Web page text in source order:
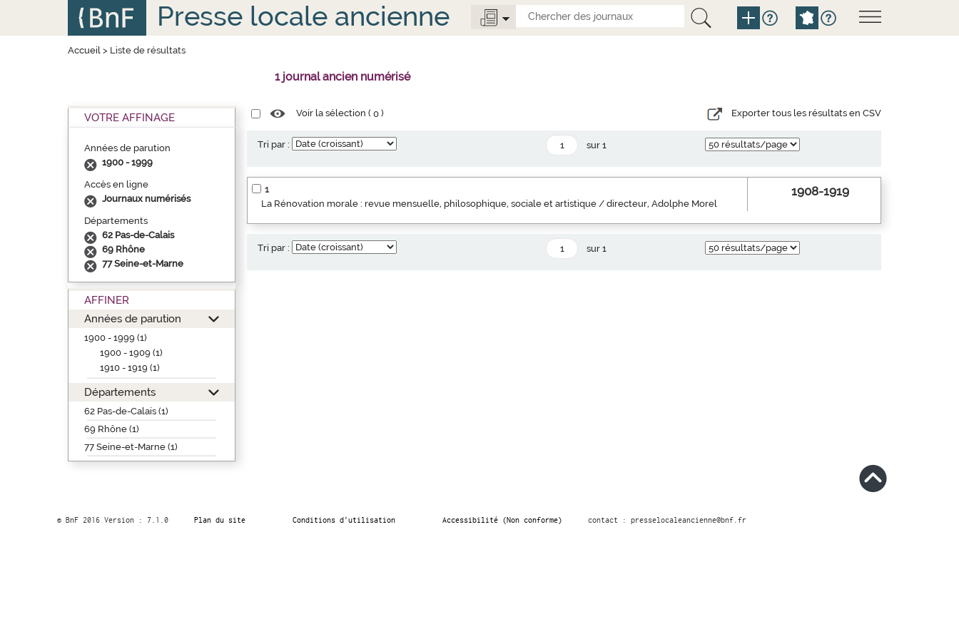
Presse locale ancienne
Accueil> Liste de résultats
1 journal ancien numérisé
VOTRE AFFINAGE
Années de parution
1900 - 1999
Accès en ligne
Journaux numérisés
Départements
62 Pas-de-Calais
69 Rhône
77 Seine-et-Marne
AFFINER
Années de parution
1900 - 1999 (1)
1900 - 1909 (1)
1910 - 1919 (1)
Départements
62 Pas-de-Calais (1)
69 Rhône (1)
77 Seine-et-Marne (1)
Voir la sélection (0 ) Exporter tous les résultats en CSV
Tri par : sur 1
1
La Rénovation morale : revue mensuelle, philosophique, sociale et artistique / directeur, Adolphe Morel
1908-1919
Tri par : sur 1
© BnF 2016 Version : 7.1.0 Plan du site Conditions d’utilisation Accessibilité (Non conforme) contact : presselocaleancienne@bnf.fr
Panneau de gestion des cookies